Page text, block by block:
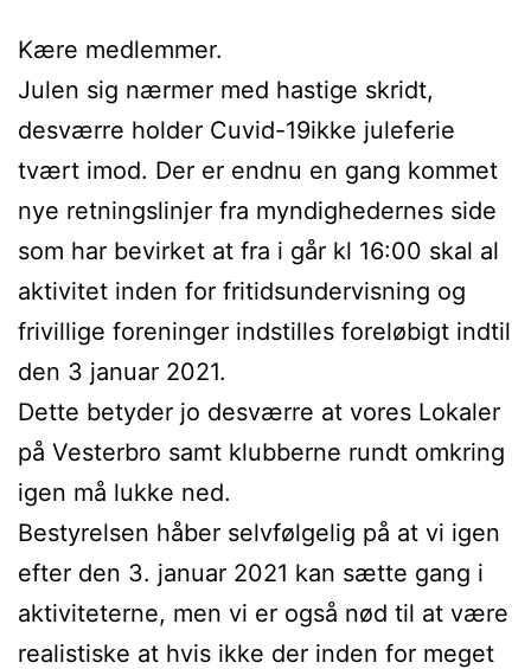
Kære medlemmer.
Julen sig nærmer med hastige skridt,
desværre holder Cuvid-19ikke juleferie
tvært imod. Der er endnu en gang kommet
nye retningslinjer fra myndighedernes side
som har bevirket at fra i går kl 16:00 skal al
aktivitet inden for fritidsundervisning og
frivillige foreninger indstilles foreløbigt indtil
den 3 januar 2021.
Dette betyder jo desværre at vores Lokaler
på Vesterbro samt klubberne rundt omkring
igen må lukke ned.
Bestyrelsen håber selvfølgelig på at vi igen
efter den 3. januar 2021 kan sætte gang i
aktiviteterne, men vi er også nød til at være
realistiske at hvis ikke der inden for meget